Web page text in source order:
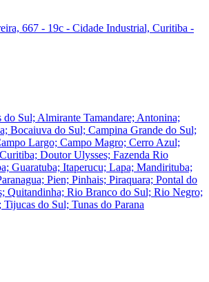
667 - 19c - Cidade Industrial, Curitiba -
Sul; Almirante Tamandare; Antonina;
Bocaiuva do Sul; Campina Grande do Sul;
Largo; Campo Magro; Cerro Azul;
Doutor Ulysses; Fazenda Rio
Guaratuba; Itaperucu; Lapa; Mandirituba;
Pien; Pinhais; Piraquara; Pontal do
Quitandinha; Rio Branco do Sul; Rio Negro;
Tijucas do Sul; Tunas do Parana